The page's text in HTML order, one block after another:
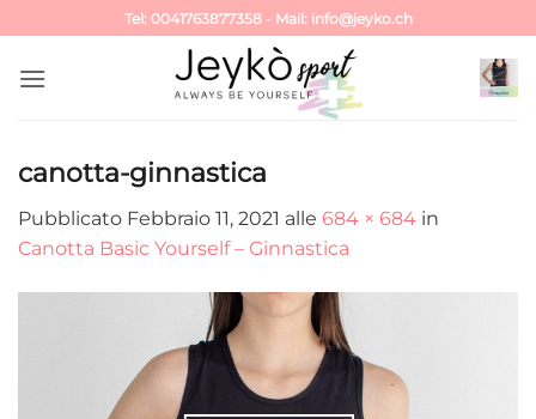
ai
contenuti
Tel: 0041763877358- Mail: info@jeyko.ch
canotta-ginnastica
Pubblicato Febbraio 11, 2021 alle 684 × 684 in
Canotta Basic Yourself – Ginnastica